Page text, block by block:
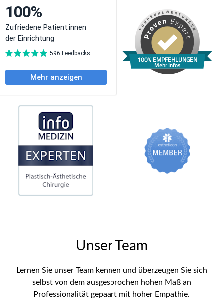
100% EMPFEHLUNGEN
Mehr Infos
Unser Team
Lernen Sie unser Team kennen und überzeugen Sie sich
selbst von dem ausgesprochen hohen Maß an
Professionalität gepaart mit hoher Empathie.